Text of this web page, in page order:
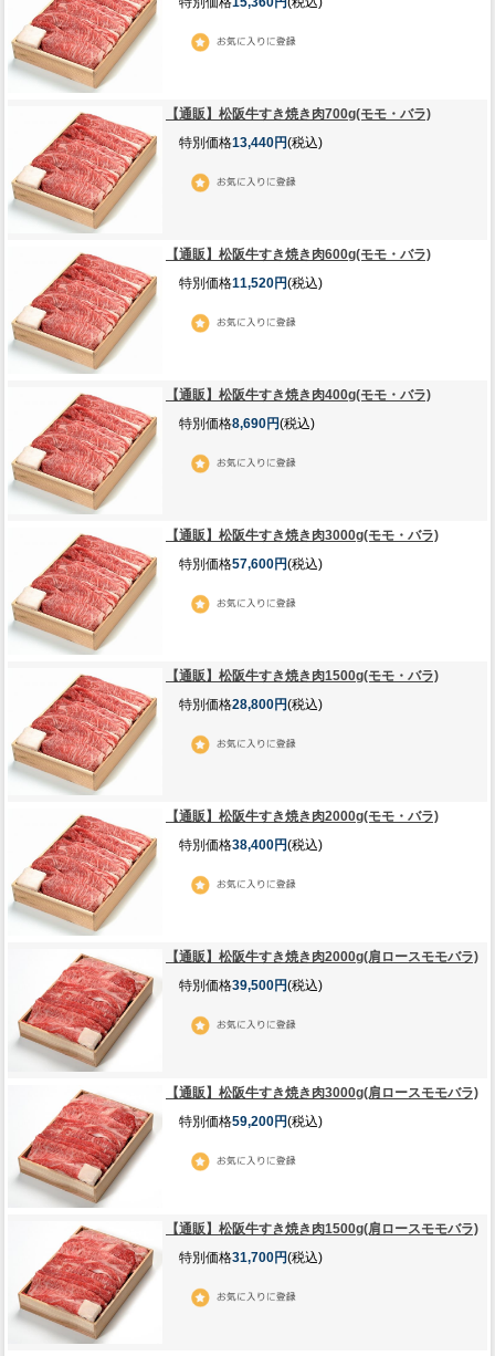
【通販】松阪牛すき焼き肉700g(モモ・バラ)
特別価格13,440円(税込)
【通販】松阪牛すき焼き肉600g(モモ・バラ)
特別価格11,520円(税込)
【通販】松阪牛すき焼き肉400g(モモ・バラ)
特別価格8,690円(税込)
【通販】松阪牛すき焼き肉3000g(モモ・バラ)
特別価格57,600円(税込)
【通販】松阪牛すき焼き肉1500g(モモ・バラ)
特別価格28,800円(税込)
【通販】松阪牛すき焼き肉2000g(モモ・バラ)
特別価格38,400円(税込)
【通販】松阪牛すき焼き肉2000g(肩ロースモモバラ)
特別価格39,500円(税込)
【通販】松阪牛すき焼き肉3000g(肩ロースモモバラ)
特別価格59,200円(税込)
【通販】松阪牛すき焼き肉1500g(肩ロースモモバラ)
特別価格31,700円(税込)